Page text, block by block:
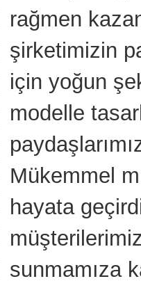
rağmen
şirketimizin
için yoğun
modelle
Mükemmel
hayata
sunmamıza